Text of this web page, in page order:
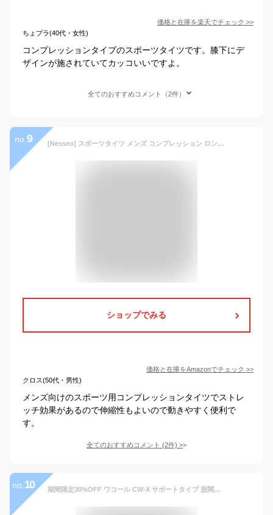
価格と在庫を楽天でチェック >>
ちょプラ(40代・女性)
コンプレッションタイプのスポーツタイツです。膝下にデ
ザインが施されていてカッコいいですよ。
全てのおすすめコメント（2件）
no. 9 [Nesseo] スポーツタイツ メンズ コンプレッション ロング タイツ パワーストレッチ レギンス アンダー UVカット 吸汗 速乾 防寒 3333-blk-M
ショップでみる
価格と在庫をAmazonでチェック >>
クロス(50代・男性)
メンズ向けのスポーツ用コンプレッションタイツでストレ
ッチ効果があるので伸縮性もよいので動きやすく便利で
す。
全てのおすすめコメント (2件) >
no. 10 期間限定30%OFF ワコール CW-X サポートタイプ 股関節・ひざサポート エキスパートモデル3.0 メンズ スポーツタイツ ロング(S SB MY M MB LY L LBサイズ)HXO499【メール便24】